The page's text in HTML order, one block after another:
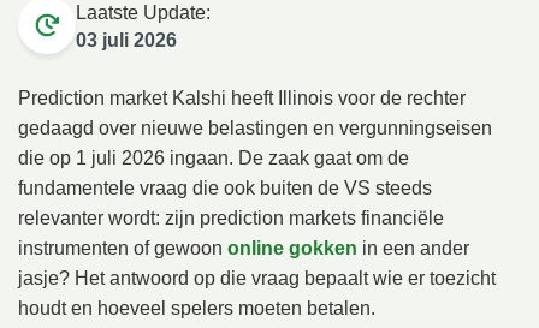
Laatste Update:
03 juli 2026
Prediction market Kalshi heeft Illinois voor de rechter
gedaagd over nieuwe belastingen en vergunningseisen
die op 1 juli 2026 ingaan. De zaak gaat om de
fundamentele vraag die ook buiten de VS steeds
relevanter wordt: zijn prediction markets financiële
instrumenten of gewoon online gokken in een ander
jasje? Het antwoord op die vraag bepaalt wie er toezicht
houdt en hoeveel spelers moeten betalen.